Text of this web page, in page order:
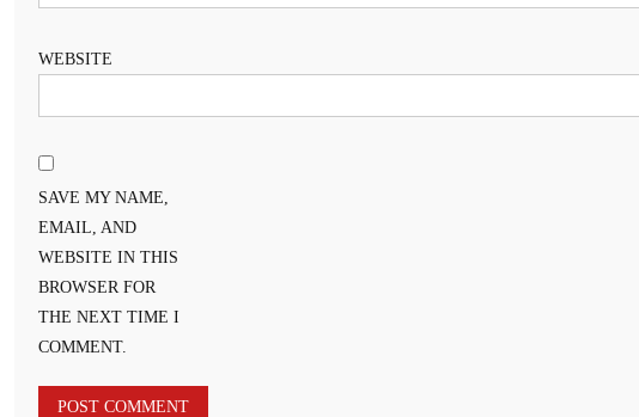
WEBSITE
SAVE MY NAME,
EMAIL, AND
WEBSITE IN THIS
BROWSER FOR
THE NEXT TIME I
COMMENT.